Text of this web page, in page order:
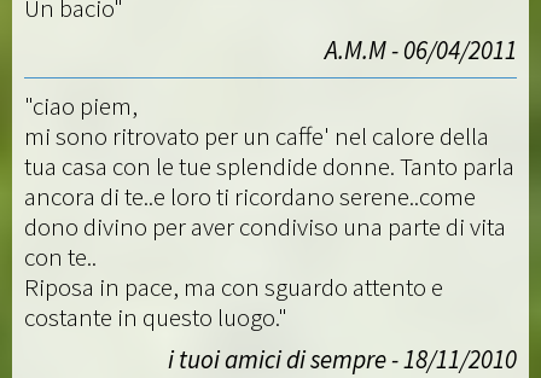
Un bacio"
A.M.M - 06/04/2011
"ciao piem,
mi sono ritrovato per un caffe' nel calore della
tua casa con le tue splendide donne. Tanto parla
ancora di te..e loro ti ricordano serene..come
dono divino per aver condiviso una parte di vita
con te..
Riposa in pace, ma con sguardo attento e
costante in questo luogo."
i tuoi amici di sempre - 18/11/2010